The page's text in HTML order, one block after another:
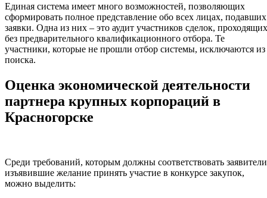
Единая система имеет много возможностей, позволяющих
сформировать полное представление обо всех лицах, подавших
заявки. Одна из них – это аудит участников сделок, проходящих
без предварительного квалификационного отбора. Те
участники, которые не прошли отбор системы, исключаются из
поиска.
Оценка экономической деятельности
партнера крупных корпораций в
Красногорске
Среди требований, которым должны соответствовать
изъявившие желание принять участие в конкурсе закупок,
можно выделить: